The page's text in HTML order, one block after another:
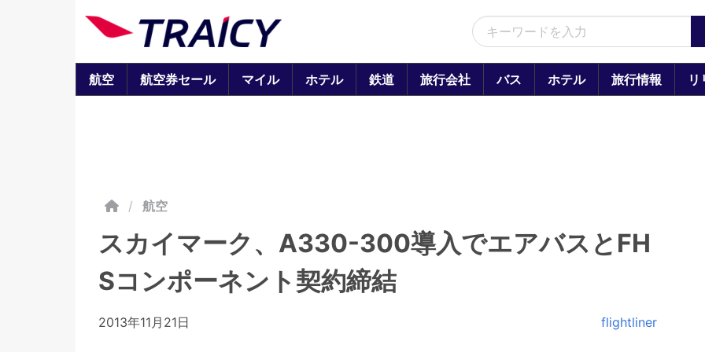
航空 航空券セール マイル ホテル 鉄道 旅行会社 バス ホテル 旅行情報 リ
/ 航空
スカイマーク、A330-300導入でエアバスとFH
Sコンポーネント契約締結
2013年11月21日 flightliner